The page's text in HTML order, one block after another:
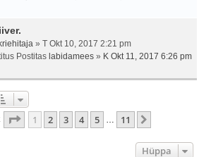
» T Okt 10, 2017 2:21 pm
Postitas labidamees » K Okt 11, 2017 6:26 pm
. Leht11 -st
1 2 3 4 5 … 11
Hüppa